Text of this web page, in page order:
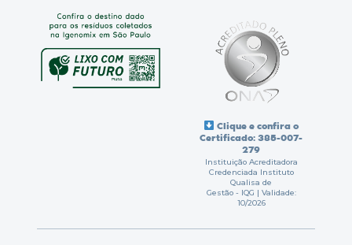
Clique e confira o
Certificado: 385-007-
279
Instituição Acreditadora
Credenciada Instituto
Qualisa de
Gestão - IQG | Validade:
10/2026